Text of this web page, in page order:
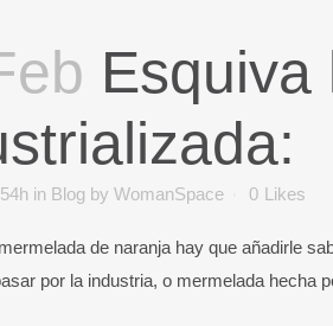
in Blog by WomanSpace 0 Likes
de naranja hay que añadirle
por la industria, o mermelada hecha